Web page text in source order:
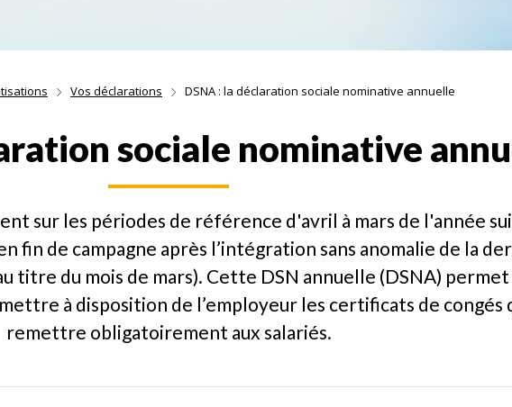
Vos déclarations DSNA : la déclaration sociale nominative annuelle
sociale nominative
sur les périodes de référence d'avril à mars de l'année
fin de campagne après l’intégration sans anomalie de la
titre du mois de mars). Cette DSN annuelle (DSNA)
à disposition de l’employeur les certificats de congés
remettre obligatoirement aux salariés.